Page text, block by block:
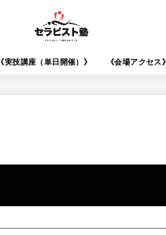
《実技講座（単日開催）》 《会場アクセス》